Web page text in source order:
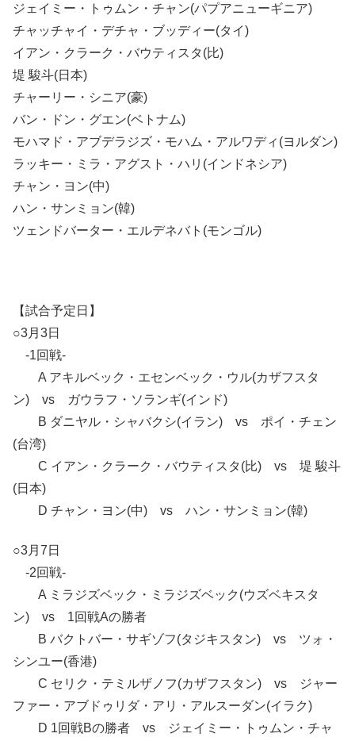
ジェイミー・トゥムン・チャン(パプアニューギニア)
チャッチャイ・デチャ・ブッディー(タイ)
イアン・クラーク・バウティスタ(比)
堤 駿斗(日本)
チャーリー・シニア(豪)
バン・ドン・グエン(ベトナム)
モハマド・アブデラジズ・モハム・アルワディ(ヨルダン)
ラッキー・ミラ・アグスト・ハリ(インドネシア)
チャン・ヨン(中)
ハン・サンミョン(韓)
ツェンドバーター・エルデネバト(モンゴル)
【試合予定日】
○3月3日
-1回戦-
A アキルベック・エセンベック・ウル(カザフスタ
ン) vs ガウラフ・ソランギ(インド)
B ダニヤル・シャバクシ(イラン) vs ポイ・チェン
(台湾)
C イアン・クラーク・バウティスタ(比) vs 堤 駿斗
(日本)
D チャン・ヨン(中) vs ハン・サンミョン(韓)
○3月7日
-2回戦-
A ミラジズベック・ミラジズベック(ウズベキスタ
ン) vs 1回戦Aの勝者
B バクトバー・サギゾフ(タジキスタン) vs ツォ・
シンユー(香港)
C セリク・テミルザノフ(カザフスタン) vs ジャー
ファー・アブドゥリダ・アリ・アルスーダン(イラク)
D 1回戦Bの勝者 vs ジェイミー・トゥムン・チャ